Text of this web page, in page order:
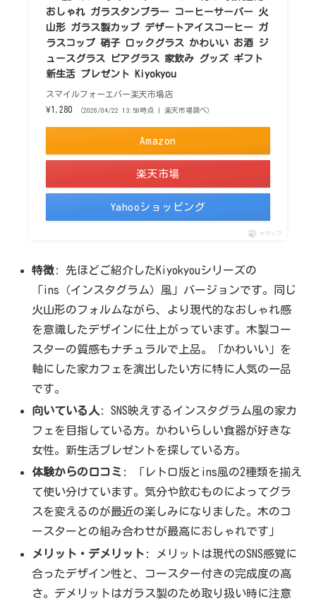
おしゃれ ガラスタンブラー コーヒーサーバー 火
山形 ガラス製カップ デザートアイスコーヒー ガ
ラスコップ 硝子 ロックグラス かわいい お酒 ジ
ュースグラス ビアグラス 家飲み グッズ ギフト
新生活 プレゼント Kiyokyou
スマイルフォーエバー楽天市場店
¥1,280
（2026/04/22 13:59時点 | 楽天市場調べ）
Amazon
楽天市場
Yahooショッピング
ポチップ
特徴: 先ほどご紹介したKiyokyouシリーズの
「ins（インスタグラム）風」バージョンです。同じ
火山形のフォルムながら、より現代的なおしゃれ感
を意識したデザインに仕上がっています。木製コー
スターの質感もナチュラルで上品。「かわいい」を
軸にした家カフェを演出したい方に特に人気の一品
です。
向いている人 : SNS映えするインスタグラム風の家カ
フェを目指している方。かわいらしい食器が好きな
女性。新生活プレゼントを探している方。
体験からの口コミ : 「レトロ版とins風の2種類を揃え
て使い分けています。気分や飲むものによってグラ
スを変えるのが最近の楽しみになりました。木のコ
ースターとの組み合わせが最高におしゃれです」
メリット・デメリット : メリットは現代のSNS感覚に
合ったデザイン性と、コースター付きの完成度の高
さ。デメリットはガラス製のため取り扱い時に注意